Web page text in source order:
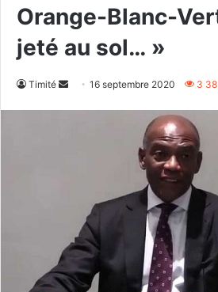
Orange-Blanc-
jeté au sol… »
Timité
Envoyer16 septembre 2020 3